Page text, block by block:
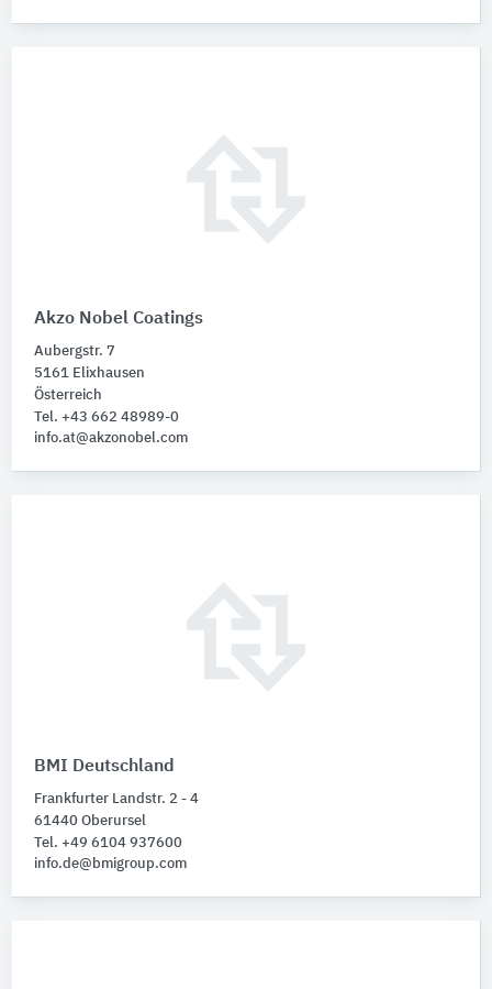
Akzo Nobel Coatings
Aubergstr. 7
5161 Elixhausen
Österreich
Tel. +43 662 48989-0
info.at@akzonobel.com
BMI Deutschland
Frankfurter Landstr. 2 - 4
61440 Oberursel
Tel. +49 6104 937600
info.de@bmigroup.com